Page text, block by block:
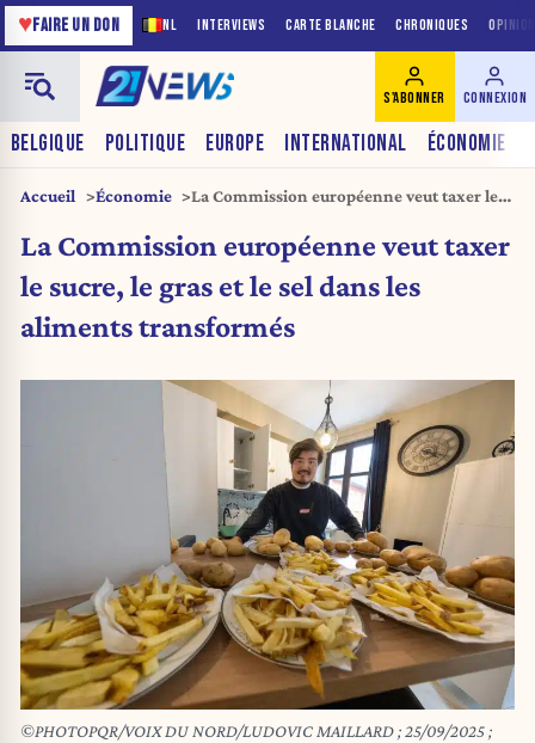
NL INTERVIEWS CARTE BLANCHE CHRONIQUES
♥FAIRE UN DON
BELGIQUE POLITIQUE EUROPE INTERNATIONAL ÉCONOMIE
S'ABONNER CONNEXION
Accueil Économie
La Commission européenne veut taxer le
transformés
La Commission européenne veut taxer
le sucre, le gras et le sel dans les
aliments transformés
©PHOTOPQR/VOIX DU NORD/LUDOVIC MAILLARD ; 25/09/2025 ;